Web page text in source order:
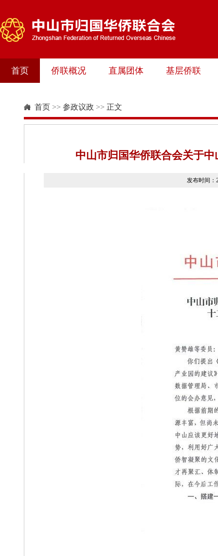
首页 侨联概况 直属团体 基层侨联
首页 >> 参政议政 >> 正文
中山市归国华侨联合会关于
发布时间